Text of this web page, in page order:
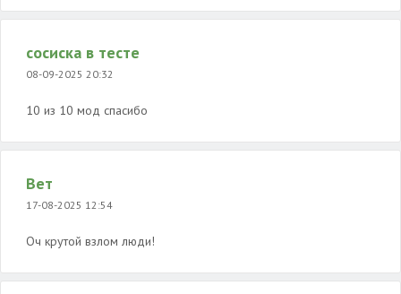
сосиска в тесте
08-09-2025 20:32
10 из 10 мод спасибо
Вет
17-08-2025 12:54
Оч крутой взлом люди!